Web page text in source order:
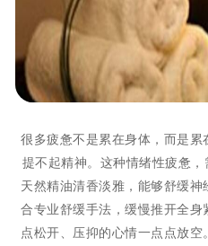
很多疲惫不是累在身体，而是累
提不起精神。这种情绪性疲惫，
天然精油清香淡雅，能够舒缓
合专业舒缓手法，缓慢推开全
点松开、压抑的心情一点点放